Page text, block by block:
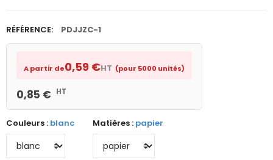
RÉFÉRENCE: PDJJZC-1
A partir de0,59 €HT (pour 5000 unités)
0,85 € HT
Couleurs : blanc Matières : papier